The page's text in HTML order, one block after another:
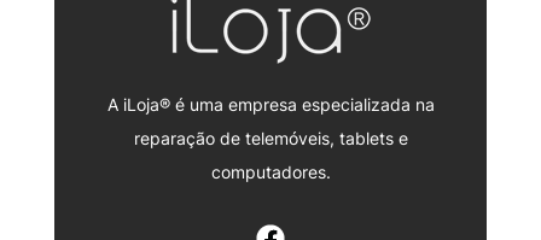
A iLoja® é uma empresa especializada na
reparação de telemóveis, tablets e
computadores.